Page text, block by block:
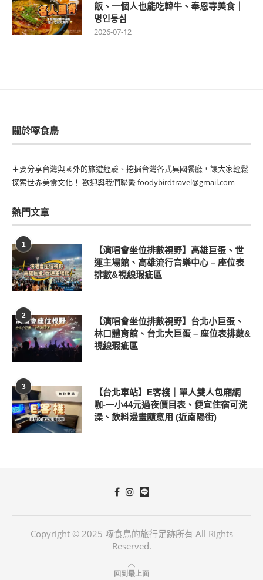
飯、一個人也能吃韓牛、奉恩寺美食｜
명인등심
2026-07-12
關於啄食鳥
主要分享台灣與國外的旅遊經驗、挖掘台灣各式異國餐廳，讓大家輕鬆
探索世界美食文化！ 歡迎與我們聯繫 foodybirdtravel@gmail.com
熱門文章
1
【演唱會坐位排數視野】高雄巨蛋、世
運主場館、高雄流行音樂中心 – 座位表
排數&視線瑕疵區
2
【演唱會坐位排數視野】台北小巨蛋、
林口體育館、台北大巨蛋 – 座位表排數&
視線瑕疵區
3
【台北車站】E客棧｜單人雙人包廂網
咖-一小44元過夜價目表、便宜住宿可洗
澡、飲料漫畫隨意用 (近南陽街)
Copyright © 2025 啄食鳥的旅行足跡所有 All Rights
Reserved.
回到最上面